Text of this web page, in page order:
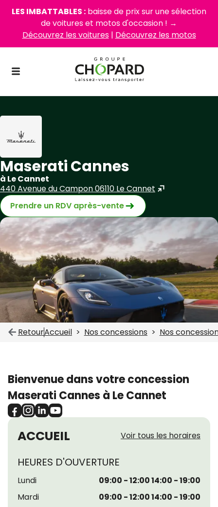
LES IMBATTABLES : baisse de prix sur une sélection
de voitures et motos d'occasion ! →
Découvrez les voitures| Découvrez les motos
Maserati Cannes
à Le Cannet
440 Avenue du Campon 06110 Le Cannet
Prendre un RDV après-vente
RetourAccueil Nos concessions Nos
Bienvenue dans votre concession
Maserati Cannes à Le Cannet
ACCUEIL Voir tous les horaires
HEURES D'OUVERTURE
Lundi
09:00 - 12:00 14:00 - 19:00
Mardi
09:00 - 12:00 14:00 - 19:00